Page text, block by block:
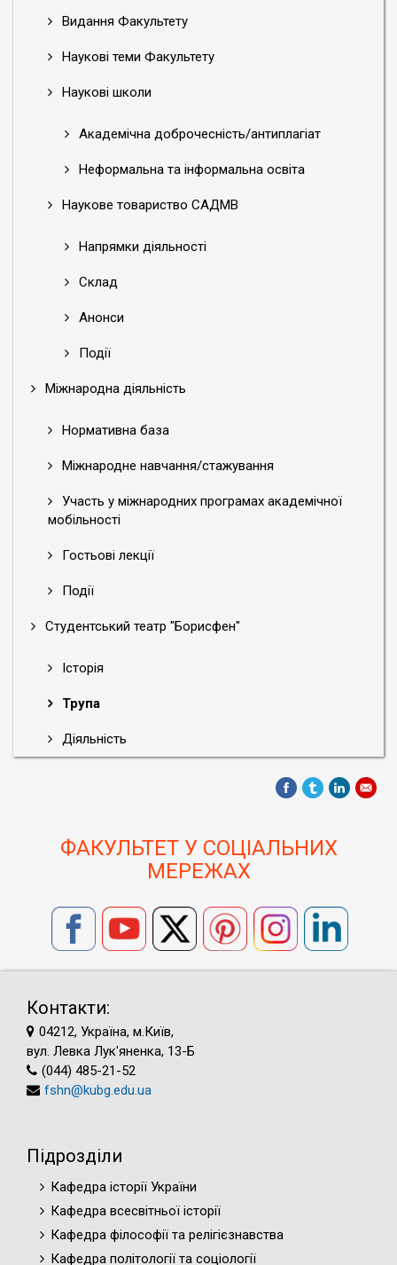
Видання Факультету
Наукові теми Факультету
Наукові школи
Академічна доброчесність/антиплагіат
Неформальна та інформальна освіта
Наукове товариство САДМВ
Напрямки діяльності
Склад
Анонси
Події
Міжнародна діяльність
Нормативна база
Міжнародне навчання/стажування
Участь у міжнародних програмах академічної
мобільності
Гостьові лекції
Події
Студентський театр "Борисфен"
Історія
Трупа
Діяльність
ФАКУЛЬТЕТ У СОЦІАЛЬНИХ
МЕРЕЖАХ
Контакти:
04212, Україна, м.Київ,
вул. Левка Лук'яненка, 13-Б
(044) 485-21-52
fshn@kubg.edu.ua
Підрозділи
Кафедра історії України
Кафедра всесвітньої історії
Кафедра філософії та релігієзнавства
Кафедра політології та соціології